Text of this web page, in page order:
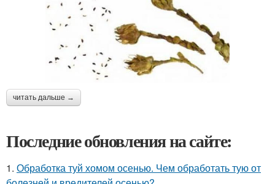
читать дальше →
Последние обновления на сайте:
1. Обработка туй хомом осенью. Чем обработать тую от